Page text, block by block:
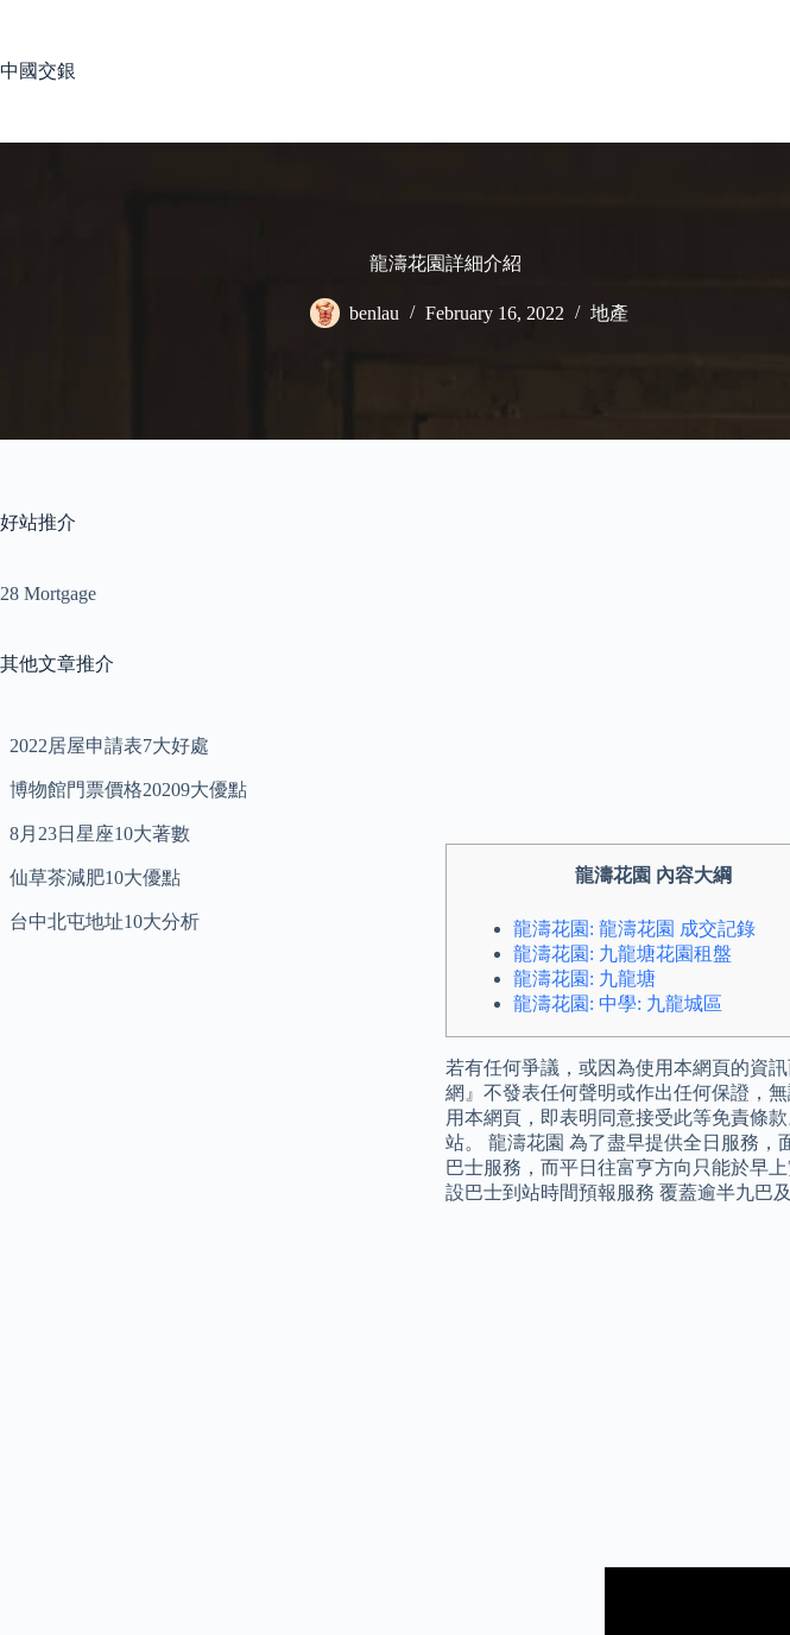
中國交銀
龍濤花園詳細介紹
benlau February 16, 2022 地產
龍濤花園 內容大綱
龍濤花園: 龍濤花園 成交記錄
龍濤花園: 九龍塘花園租盤
龍濤花園: 九龍塘
龍濤花園: 中學: 九龍城區
若有任何爭議，或因為使用本網頁的資
網』不發表任何聲明或作出任何保證，
用本網頁，即表明同意接受此等免責條
站。 龍濤花園 為了盡早提供全日服務，
巴士服務，而平日往富亨方向只能於早
設巴士到站時間預報服務 覆蓋逾半九巴
好站推介
28 Mortgage
其他文章推介
2022居屋申請表7大好處
博物館門票價格20209大優點
8月23日星座10大著數
仙草茶減肥10大優點
台中北屯地址10大分析